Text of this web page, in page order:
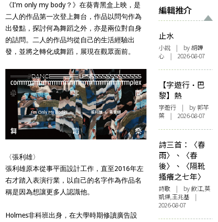
《I’m only my body？》在葵青黑盒上映，是
二人的作品第一次登上舞台，作品以問句作為
出發點，探討何為舞蹈之外，亦是兩位對自身
的詰問。二人的作品均從自己的生活經驗出
發，並將之轉化成舞蹈，展現在觀眾面前。
〈張利雄〉
張利雄原本從事平面設計工作，直至2016年左
右才踏入表演行業，以自己的名字作為作品名
稱是因為想讓更多人認識他。
Holmes非科班出身，在大學時期修讀廣告設
編輯推介
止水
小說 | by 胡韡
心 | 2026-08-07
【字遊行·巴
黎】熱
字遊行 | by 郭芊
葉 | 2026-08-07
詩三首：〈春
雨〉、〈春
後〉、〈隔靴
搔癢之七年〉
詩歌 | by 飲江,莫
凱傑,王兆基 |
2026-08-07